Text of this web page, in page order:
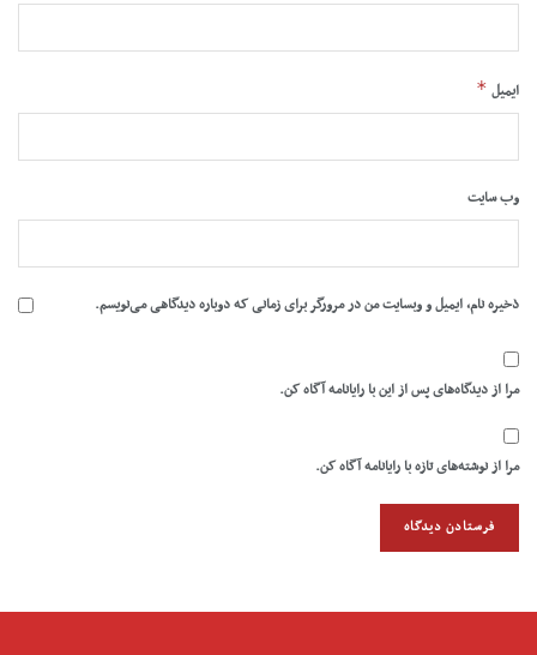
ایمیل *
وب‌ سایت
ذخیره نام، ایمیل و وبسایت من در مرورگر برای زمانی که دوباره دیدگاهی می‌نویسم.
مرا از دیدگاه‌های پس از این با رایانامه آگاه کن.
مرا از نوشته‌های تازه با رایانامه آگاه کن.